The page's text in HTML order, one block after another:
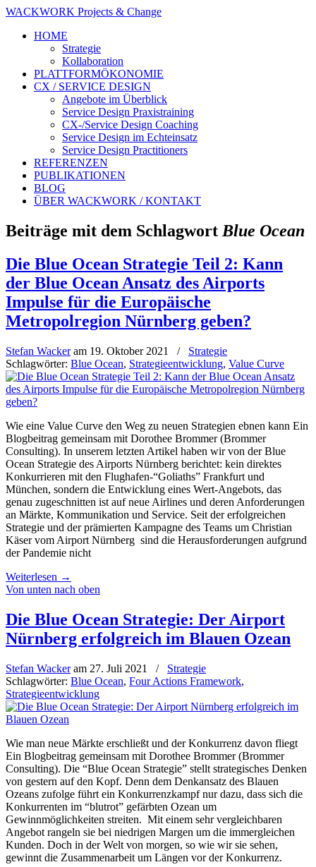
WACKWORK Projects & Change
HOME
Strategie
Kollaboration
PLATTFORMÖKONOMIE
CX / SERVICE DESIGN
Angebote im Überblick
Service Design Praxistraining
CX-/Service Design Coaching
Service Design im Echteinsatz
Service Design Practitioners
REFERENZEN
PUBLIKATIONEN
BLOG
ÜBER WACKWORK / KONTAKT
Beiträge mit dem Schlagwort Blue Ocean
Die Blue Ocean Strategie Teil 2: Kann
der Blue Ocean Ansatz des Airports
Impulse für die Europäische
Metropolregion Nürnberg geben?
Stefan Wackeram 19. Oktober 2021 /
Strategie
Schlagwörter: Blue Ocean, Strategieentwicklung, Value Curve
Wie eine Value Curve den Weg zu neuen Strategien ebnen kann Ein
Blogbeitrag gemeinsam mit Dorothee Brommer (Brommer
Consulting). In unserem letzten Artikel haben wir von der Blue
Ocean Strategie des Airports Nürnberg berichtet: kein direktes
Konkurrieren mit den Flughafen-“Goliaths” Frankfurt und
München, sondern die Entwicklung eines Wert-Angebots, das
genau zugeschnitten ist auf neue Airlines und deren Anforderungen
an Märkte, Kommunikation und Service. Seit der erfolgreichen
Strategie und der prämierten Kampagne des Teams um Christian
Käser vom Airport Nürnberg sind die Herausforderungen aufgrund
der Pandemie nicht
Weiterlesen →
Von unten nach oben
Die Blue Ocean Strategie: Der Airport
Nürnberg erfolgreich im Blauen Ozean
Stefan Wackeram 27. Juli 2021 /
Strategie
Schlagwörter: Blue Ocean, Four Actions Framework,
Strategieentwicklung
Wie man neue Märkte erschließt und der Konkurrenz davon fliegt
Ein Blogbeitrag gemeinsam mit Dorothee Brommer (Brommer
Consulting). Die “Blue Ocean Strategie” stellt strategisches Denken
von gestern auf den Kopf. Denn dem Denkansatz des Blauen
Ozeans zufolge führt ein Konkurrenzkampf nur dazu, dass sich die
Konkurrenten im “blutrot” gefärbten Ozean um
Gewinnmöglichkeiten streiten. Mit einem sehr vergleichbaren
Angebot rangeln sie bei niedrigen Margen um die immergleichen
Kunden. Doch in der Welt von morgen, so wie wir sie sehen,
gewinnt die Zusammenarbeit um Längen vor der Konkurrenz.